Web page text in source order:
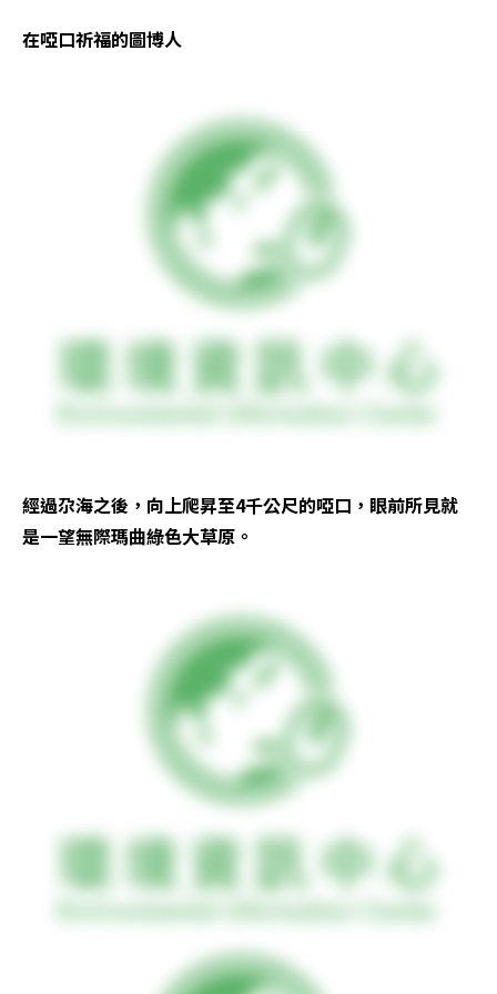
在啞口祈福的圖博人
經過尕海之後，向上爬昇至4千公尺的啞口，眼前所見就
是一望無際瑪曲綠色大草原。